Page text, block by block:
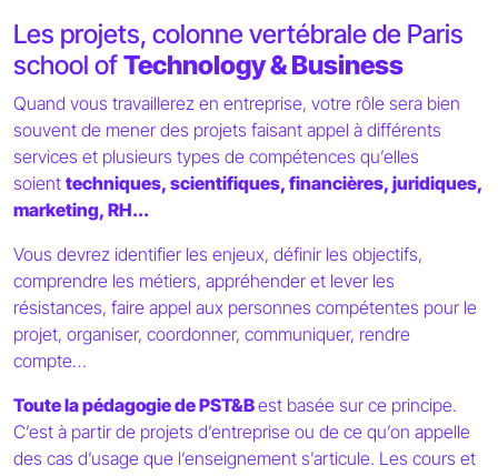
Les projets, colonne vertébrale de Paris
school ofTechnology & Business
Quand vous travaillerez en entreprise, votre rôle sera bien
souvent de mener des projets faisant appel à différents
services et plusieurs types de compétences qu’elles
soient techniques, scientifiques, financières, juridiques,
marketing, RH...
Vous devrez identifier les enjeux, définir les objectifs,
comprendre les métiers, appréhender et lever les
résistances, faire appel aux personnes compétentes pour le
projet, organiser, coordonner, communiquer, rendre
compte…
Toute la pédagogie de PST&Best basée sur ce principe.
C’est à partir de projets d’entreprise ou de ce qu’on appelle
des cas d’usage que l’enseignement s’articule. Les cours et